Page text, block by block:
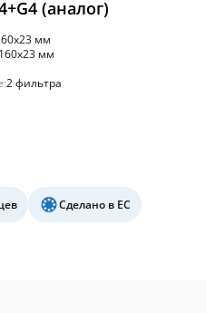
(аналог)
мм
мм
2 фильтра
Сделано в ЕС